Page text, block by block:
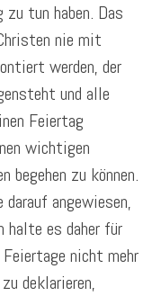
zu tun haben. Das
nie mit
werden, der
und alle
Feiertag
wichtigen
begehen zu können.
angewiesen,
halte es daher für
nicht mehr
deklarieren,